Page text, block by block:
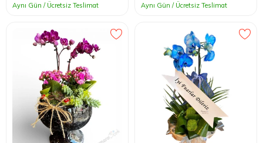
Aynı Gün / Ücretsiz Teslimat Aynı Gün / Ücretsiz Teslimat